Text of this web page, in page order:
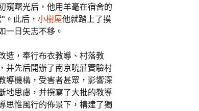
窺曙光后，他用羊毫在宿舍的
。此后， 小樹屋他就踏上了摸
一日矢志不移。
造，奉行布衣教導、村落教
并先后開辦了南京曉莊實驗村
導機構，受害者甚眾，影響深
地思慮，并撰寫了大批的教導
思惟風行的佈景下，構建了獨